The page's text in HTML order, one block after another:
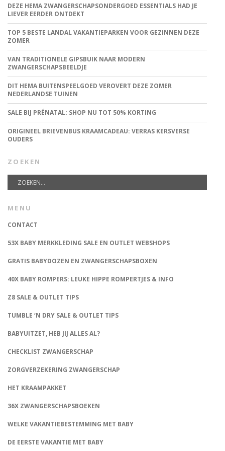
DEZE HEMA ZWANGERSCHAPSONDERGOED ESSENTIALS HAD JE
LIEVER EERDER ONTDEKT
TOP 5 BESTE LANDAL VAKANTIEPARKEN VOOR GEZINNEN DEZE
ZOMER
VAN TRADITIONELE GIPSBUIK NAAR MODERN
ZWANGERSCHAPSBEELDJE
DIT HEMA BUITENSPEELGOED VEROVERT DEZE ZOMER
NEDERLANDSE TUINEN
SALE BIJ PRÉNATAL: SHOP NU TOT 50% KORTING
ORIGINEEL BRIEVENBUS KRAAMCADEAU: VERRAS KERSVERSE
OUDERS
ZOEKEN
MENU
CONTACT
53X BABY MERKKLEDING SALE EN OUTLET WEBSHOPS
GRATIS BABYDOZEN EN ZWANGERSCHAPSBOXEN
40X BABY ROMPERS: LEUKE HIPPE ROMPERTJES & INFO
Z8 SALE & OUTLET TIPS
TUMBLE ‘N DRY SALE & OUTLET TIPS
BABYUITZET, HEB JIJ ALLES AL?
CHECKLIST ZWANGERSCHAP
ZORGVERZEKERING ZWANGERSCHAP
HET KRAAMPAKKET
36X ZWANGERSCHAPSBOEKEN
WELKE VAKANTIEBESTEMMING MET BABY
DE EERSTE VAKANTIE MET BABY